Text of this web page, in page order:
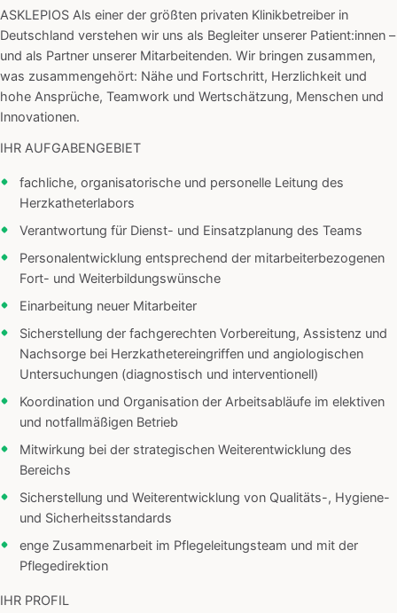
ASKLEPIOS Als einer der größten privaten Klinikbetreiber in
Deutschland verstehen wir uns als Begleiter unserer Patient:innen –
und als Partner unserer Mitarbeitenden. Wir bringen zusammen,
was zusammengehört: Nähe und Fortschritt, Herzlichkeit und
hohe Ansprüche, Teamwork und Wertschätzung, Menschen und
Innovationen.
IHR AUFGABENGEBIET
fachliche, organisatorische und personelle Leitung des
Herzkatheterlabors
Verantwortung für Dienst- und Einsatzplanung des Teams
Personalentwicklung entsprechend der mitarbeiterbezogenen
Fort- und Weiterbildungswünsche
Einarbeitung neuer Mitarbeiter
Sicherstellung der fachgerechten Vorbereitung, Assistenz und
Nachsorge bei Herzkathetereingriffen und angiologischen
Untersuchungen (diagnostisch und interventionell)
Koordination und Organisation der Arbeitsabläufe im elektiven
und notfallmäßigen Betrieb
Mitwirkung bei der strategischen Weiterentwicklung des
Bereichs
Sicherstellung und Weiterentwicklung von Qualitäts-, Hygiene-
und Sicherheitsstandards
enge Zusammenarbeit im Pflegeleitungsteam und mit der
Pflegedirektion
IHR PROFIL